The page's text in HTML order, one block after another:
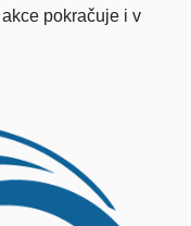
pokračuje i v